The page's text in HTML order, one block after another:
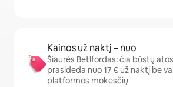
Kainos už naktį – nuo
Šiaurės Betlfordas: čia būstų
prasideda nuo 17 € už naktį be
platformos mokesčių